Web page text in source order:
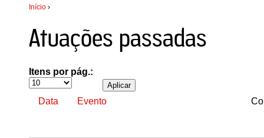
Início ›
Atuações passadas
Itens por pág.:
Data Evento